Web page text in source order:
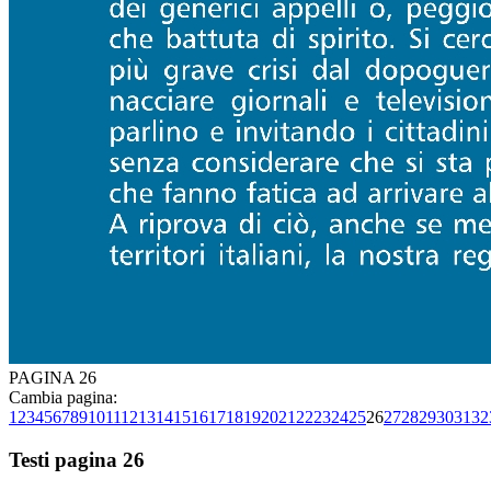
PAGINA 26
Cambia pagina:
1 23456789101112131415161718192021 2223242526272829303132
Testi pagina 26